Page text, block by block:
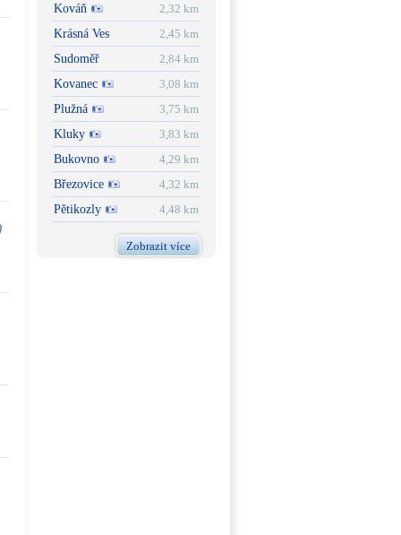
Kováň
2,32 km
Krásná Ves
2,45 km
Sudoměř
2,84 km
Kovanec
3,08 km
Plužná
3,75 km
Kluky
3,83 km
Bukovno
4,29 km
Březovice
4,32 km
Pětikozly
4,48 km
Zobrazit více